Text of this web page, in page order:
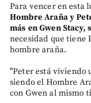
Para vencer en esta
Hombre Araña y
más en Gwen Stacy,
necesidad que tiene
hombre araña.
"Peter está viviendo
siendo el Hombre
con Gwen al mismo